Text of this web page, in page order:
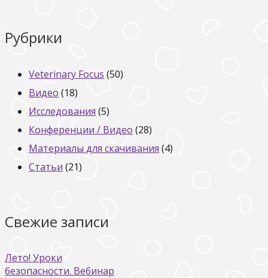
Рубрики
Veterinary Focus (50)
Видео (18)
Исследования (5)
Конференции / Видео (28)
Материалы для скачивания (4)
Статьи (21)
Свежие записи
Лето! Уроки
безопасности. Вебинар